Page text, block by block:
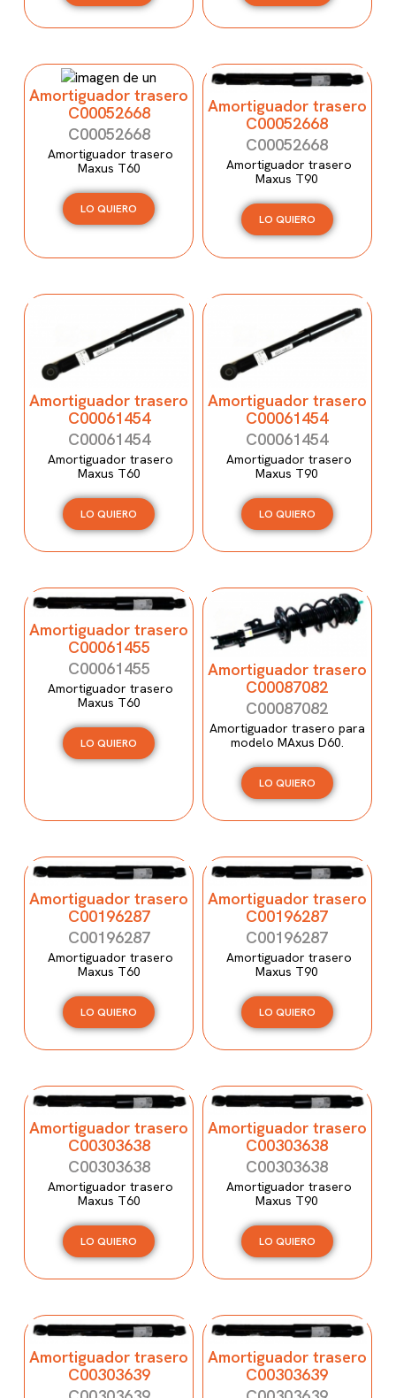
Amortiguador trasero
C00052668
C00052668
Amortiguador trasero
Maxus T60
LO QUIERO
Amortiguador trasero
C00052668
C00052668
Amortiguador trasero
Maxus T90
LO QUIERO
Amortiguador trasero
C00061454
C00061454
Amortiguador trasero
Maxus T60
LO QUIERO
Amortiguador trasero
C00061454
C00061454
Amortiguador trasero
Maxus T90
LO QUIERO
Amortiguador trasero
C00061455
C00061455
Amortiguador trasero
Maxus T60
LO QUIERO
Amortiguador trasero
C00087082
C00087082
Amortiguador trasero para
modelo MAxus D60.
LO QUIERO
Amortiguador trasero
C00196287
C00196287
Amortiguador trasero
Maxus T60
LO QUIERO
Amortiguador trasero
C00196287
C00196287
Amortiguador trasero
Maxus T90
LO QUIERO
Amortiguador trasero
C00303638
C00303638
Amortiguador trasero
Maxus T60
LO QUIERO
Amortiguador trasero
C00303638
C00303638
Amortiguador trasero
Maxus T90
LO QUIERO
Amortiguador trasero
C00303639
Amortiguador trasero
C00303639